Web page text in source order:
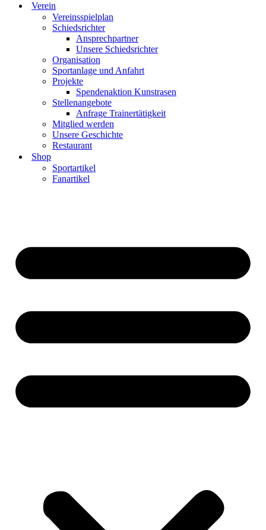
Verein
Vereinsspielplan
Schiedsrichter
Ansprechpartner
Unsere Schiedsrichter
Organisation
Sportanlage und Anfahrt
Projekte
Spendenaktion Kunstrasen
Stellenangebote
Anfrage Trainertätigkeit
Mitglied werden
Unsere Geschichte
Restaurant
Shop
Sportartikel
Fanartikel